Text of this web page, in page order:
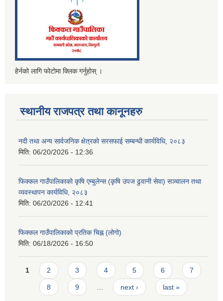
हेर्नको लागि फोटोमा क्लिक गर्नुहोस् ।
स्थानीय राजपत्र तथा कानूनहरु
नदी तथा अन्य सार्वजनिक क्षेत्रको सरसफाई सम्बन्धी कार्यविधि, २०८३
मिति: 06/20/2026 - 12:36
फिक्कल गाउँपालिकाको कृषि एम्बुलेन्स (कृषि उपज ढुवानी सेवा) सञ्चालन तथा
व्यवस्थापन कार्यविधि, २०८३
मिति: 06/20/2026 - 12:41
फिक्कल गाउँपालिकाको प्रतिक चिह्न (लोगो)
मिति: 06/18/2026 - 16:50
Pages
1 2 3 4 5 6 7
8 9 … next › last »